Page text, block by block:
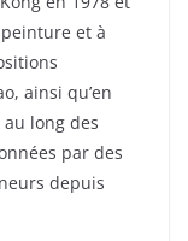
et à
ainsi qu’en
long des
par des
depuis